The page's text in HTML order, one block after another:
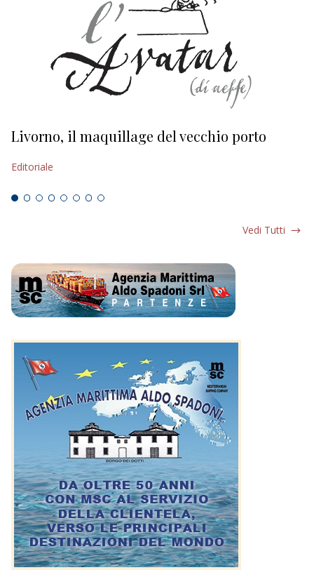
Livorno, il maquillage del vecchio porto
Editoriale
Vedi Tutti